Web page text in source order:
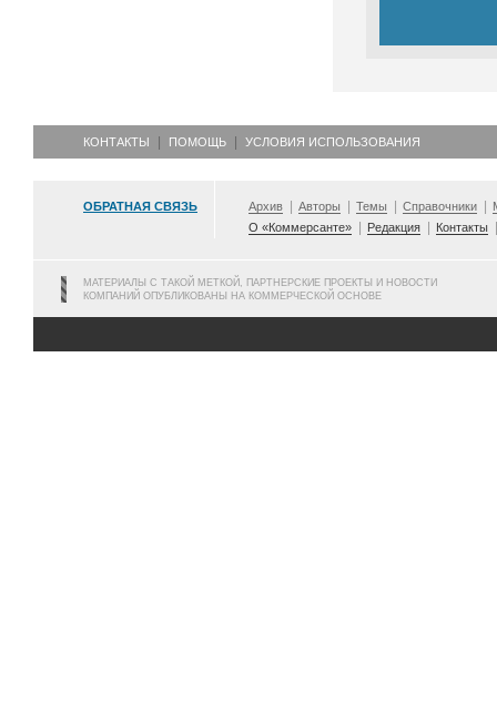
КОНТАКТЫ ПОМОЩЬ УСЛОВИЯ ИСПОЛЬЗОВАНИЯ
ОБРАТНАЯ СВЯЗЬ Архив Авторы Темы Справочники
О «Коммерсанте»
Редакция Контакты
МАТЕРИАЛЫ С ТАКОЙ МЕТКОЙ, ПАРТНЕРСКИЕ ПРОЕКТЫ И НОВОСТИ
КОМПАНИЙ ОПУБЛИКОВАНЫ НА КОММЕРЧЕСКОЙ ОСНОВЕ